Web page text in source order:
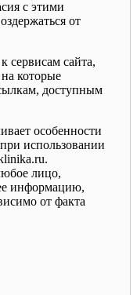
с этими
от
сервисам сайта,
которые
доступным
особенности
использовании
лицо,
информацию,
от факта